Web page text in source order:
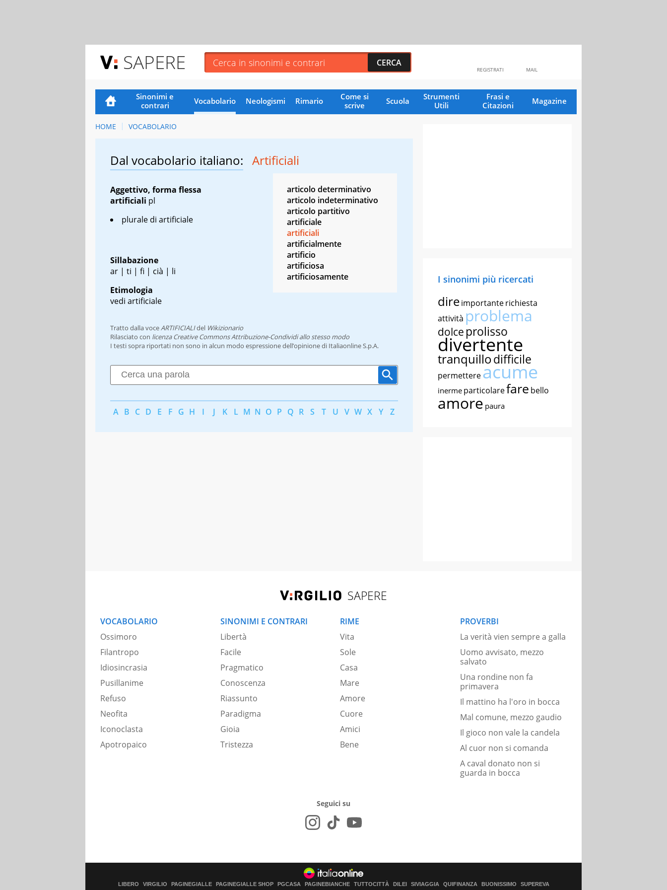
SAPERE MAIL
REGISTRATI
Sinonimi e
contrari
Vocabolario Neologismi Rimario
Come si
scrive
Scuola
Strumenti
Utili
Frasi e
Citazioni
Magazine
HOME VOCABOLARIO
Dal vocabolario italiano: Artificiali
Aggettivo, forma flessa
artificiali pl
plurale di artificiale
Sillabazione
ar | ti | fi | cià | li
Etimologia
vedi artificiale
articolo determinativo
articolo indeterminativo
articolo partitivo
artificiale
artificiali
artificialmente
artificio
artificiosa
artificiosamente
Tratto dalla voce ARTIFICIALIdel Wikizionario
Rilasciato con licenza Creative Commons Attribuzione-Condividi allo stesso modo
I testi sopra riportati non sono in alcun modo espressione dell’opinione di Italiaonline S.p.A.
A B C D E F G H I J K L M N O P Q R S T U V W X Y Z
I sinonimi più ricercati
direimportanterichiesta
attività problema
dolce prolisso
divertente
tranquillodifficile
permettereacume
inerme particolarefare bello
amore paura
SAPERE
VOCABOLARIO
Ossimoro
Filantropo
Idiosincrasia
Pusillanime
Refuso
Neofita
Iconoclasta
Apotropaico
SINONIMI E CONTRARI
Libertà
Facile
Pragmatico
Conoscenza
Riassunto
Paradigma
Gioia
Tristezza
RIME
Vita
Sole
Casa
Mare
Amore
Cuore
Amici
Bene
PROVERBI
La verità vien sempre a galla
Uomo avvisato, mezzo
salvato
Una rondine non fa
primavera
Il mattino ha l'oro in bocca
Mal comune, mezzo gaudio
Il gioco non vale la candela
Al cuor non si comanda
A caval donato non si
guarda in bocca
Seguici su
LIBERO VIRGILIO PAGINEGIALLE PAGINEGIALLE SHOP PGCASA PAGINEBIANCHE TUTTOCITTÀ DILEI SIVIAGGIA QUIFINANZA BUONISSIMO SUPEREVA